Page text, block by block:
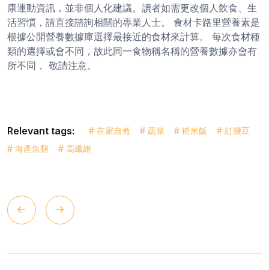
康運動資訊，並非個人化建議。讀者如需更改個人飲食、生
活習慣，請直接諮詢相關的專業人士。 食材卡路里營養素是
根據公開營養數據庫選擇最接近的食材來計算。 每次食材種
類的選擇或會不同，故此同一食物稱名稱的營養數據亦會有
所不同， 敬請注意。
Relevant tags: # 在家自煮 # 蔬菜 # 糙米飯
# 紅腰豆
# 海產魚類
# 高纖維